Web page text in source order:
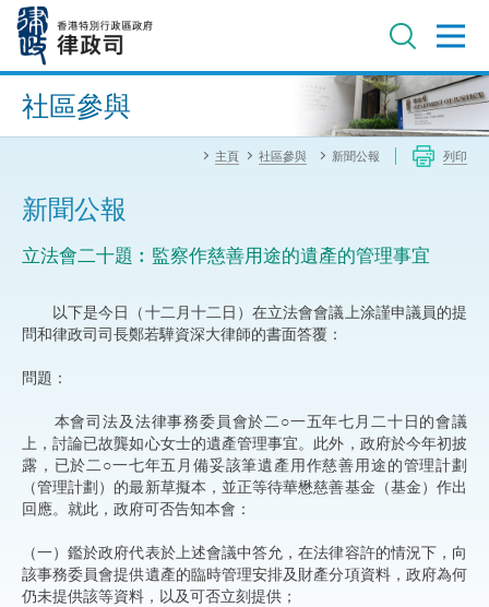
內
進階搜尋
社區參與
主頁 社區參與 新聞公報 列印
新聞公報
立法會二十題︰監察作慈善用途的遺產的管理事宜
以下是今日（十二月十二日）在立法會會議上涂謹申議員的提
問和律政司司長鄭若驊資深大律師的書面答覆：
問題：
本會司法及法律事務委員會於二○一五年七月二十日的會議
上，討論已故龔如心女士的遺產管理事宜。此外，政府於今年初披
露，已於二○一七年五月備妥該筆遺產用作慈善用途的管理計劃
（管理計劃）的最新草擬本，並正等待華懋慈善基金（基金）作出
回應。就此，政府可否告知本會：
（一）鑑於政府代表於上述會議中答允，在法律容許的情況下，向
該事務委員會提供遺產的臨時管理安排及財產分項資料，政府為何
仍未提供該等資料，以及可否立刻提供；